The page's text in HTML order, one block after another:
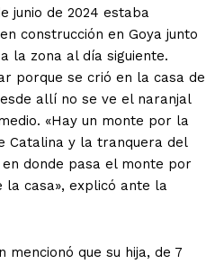
junio de 2024 estaba
construcción en Goya junto
la zona al día siguiente.
porque se crió en la casa de
allí no se ve el naranjal
«Hay un monte por la
Catalina y la tranquera del
donde pasa el monte por
la casa», explicó ante la
mencionó que su hija, de 7